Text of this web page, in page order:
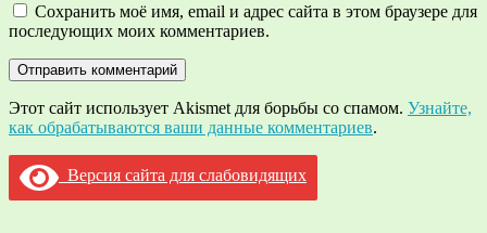
Сохранить моё имя, email и адрес сайта в этом браузере для
последующих моих комментариев.
Этот сайт использует Akismet для борьбы со спамом. Узнайте,
как обрабатываются ваши данные комментариев.
Версия сайта для слабовидящих